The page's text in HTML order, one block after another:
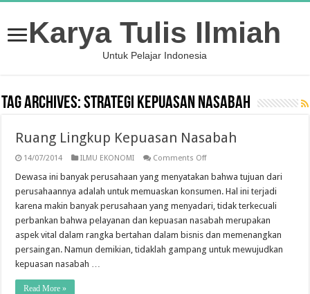
Karya Tulis Ilmiah
Untuk Pelajar Indonesia
Tag Archives:Strategi Kepuasan Nasabah
Ruang Lingkup Kepuasan Nasabah
14/07/2014 ILMU EKONOMI Comments Offon
Lingkup
Nasabah
Dewasa ini banyak perusahaan yang menyatakan bahwa tujuan dari
perusahaannya adalah untuk memuaskan konsumen. Hal ini terjadi
karena makin banyak perusahaan yang menyadari, tidak terkecuali
perbankan bahwa pelayanan dan kepuasan nasabah merupakan
aspek vital dalam rangka bertahan dalam bisnis dan memenangkan
persaingan. Namun demikian, tidaklah gampang untuk mewujudkan
kepuasan nasabah …
Read More »